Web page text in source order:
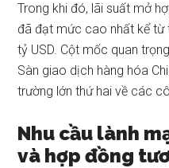
Trong khi đó, lãi suất mở
đã đạt mức cao nhất kể từ
tỷ USD. Cột mốc quan
Sàn giao dịch hàng hóa
trường lớn thứ hai về các
Nhu cầu lành
và hợp đồng